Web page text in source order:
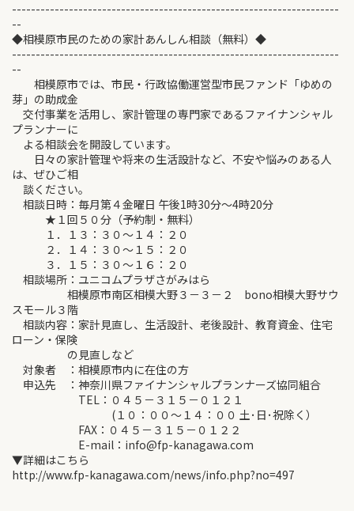
---------------------------------------------------------------------
--
◆相模原市民のための家計あんしん相談（無料）◆
---------------------------------------------------------------------
--
相模原市では、市民・行政協働運営型市民ファンド「ゆめの
芽」の助成金
交付事業を活用し、家計管理の専門家であるファイナンシャル
プランナーに
よる相談会を開設しています。
日々の家計管理や将来の生活設計など、不安や悩みのある人
は、ぜひご相
談ください。
相談日時：毎月第４金曜日 午後1時30分～4時20分
★１回５０分（予約制・無料）
１．１３：３０～１４：２０
２．１４：３０～１５：２０
３．１５：３０～１６：２０
相談場所：ユニコムプラザさがみはら
相模原市南区相模大野３－３－２ bono相模大野サウ
スモール３階
相談内容：家計見直し、生活設計、老後設計、教育資金、住宅
ローン・保険
の見直しなど
対象者 ：相模原市内に在住の方
申込先 ：神奈川県ファイナンシャルプランナーズ協同組合
TEL：０４５－３１５－０１２１
(１０：００～１４：００ 土･日･祝除く）
FAX：０４５－３１５－０１２２
E-mail：info@fp-kanagawa.com
▼詳細はこちら
http://www.fp-kanagawa.com/news/info.php?no=497